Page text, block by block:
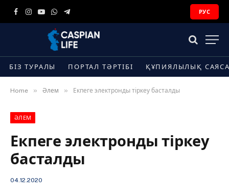
Facebook
Instagram
YouTube
WhatsApp
Telegram
РУС
БІЗ ТУРАЛЫ ПОРТАЛ ТӘРТІБІ ҚҰПИЯЛЫЛЫҚ
Home » Әлем » Екпеге электронды тіркеу басталды
ӘЛЕМ
Екпеге электронды тіркеу
басталды
04.12.2020